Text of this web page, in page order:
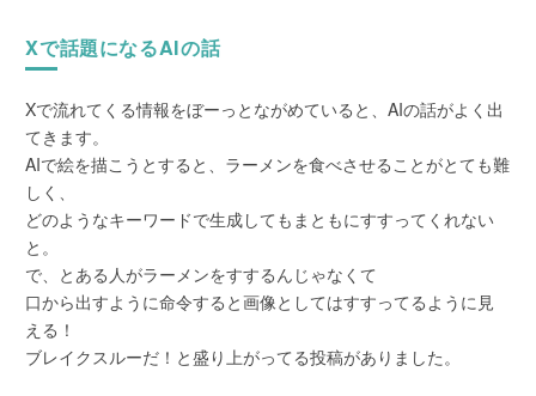
Xで話題になるAIの話
Xで流れてくる情報をぼーっとながめていると、AIの話がよく出
てきます。
AIで絵を描こうとすると、ラーメンを食べさせることがとても難
しく、
どのようなキーワードで生成してもまともにすすってくれない
と。
で、とある人がラーメンをすするんじゃなくて
口から出すように命令すると画像としてはすすってるように見
える！
ブレイクスルーだ！と盛り上がってる投稿がありました。